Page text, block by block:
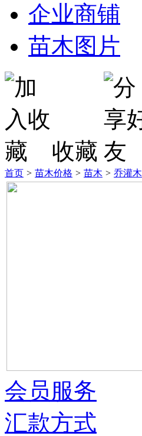
企业商铺
苗木图片
收藏
首页 > 苗木价格 > 苗木 > 乔灌木
会员服务
汇款方式